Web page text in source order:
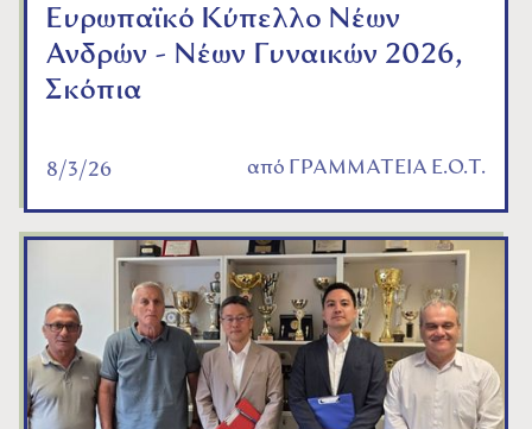
Ευρωπαϊκό Κύπελλο Νέων
Ανδρών - Νέων Γυναικών 2026,
Σκόπια
8/3/26 από ΓΡΑΜΜΑΤΕΙΑ Ε.Ο.Τ.